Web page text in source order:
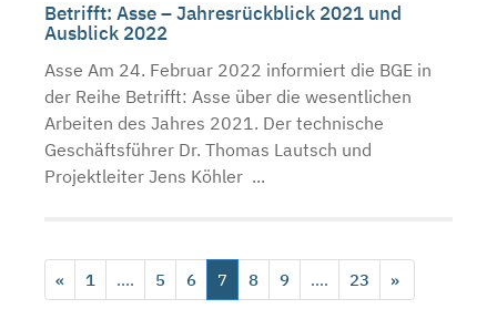
Betrifft: Asse – Jahresrückblick 2021 und
Ausblick 2022
Asse Am 24. Februar 2022 informiert die BGE in
der Reihe Betrifft: Asse über die wesentlichen
Arbeiten des Jahres 2021. Der technische
Geschäftsführer Dr. Thomas Lautsch und
Projektleiter Jens Köhler ...
« 1 .... 5 6 7 8 9 .... 23 »